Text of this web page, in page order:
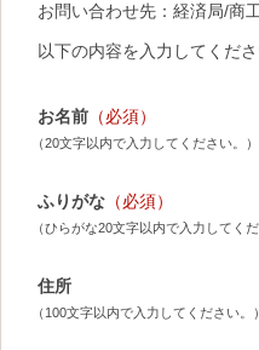
お問い合わせ先：経済局/商
以下の内容を入力してくださ
お名前 （必須）
（20文字以内で入力してください。）
ふりがな （必須）
（ひらがな20文字以内で入力してくだ
住所
（100文字以内で入力してください。）